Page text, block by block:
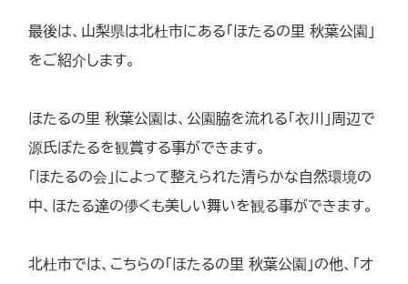
最後は、山梨県は北杜市にある「ほたるの里 秋葉公園」
をご紹介します。
ほたるの里 秋葉公園は、公園脇を流れる「衣川」周辺で
源氏ぼたるを観賞する事ができます。
「ほたるの会」によって整えられた清らかな自然環境の
中、ほたる達の儚くも美しい舞いを観る事ができます。
北杜市では、こちらの「ほたるの里 秋葉公園」の他、「オ